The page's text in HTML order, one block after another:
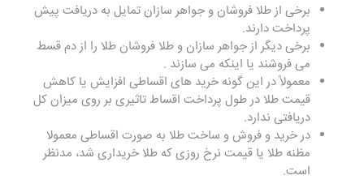
برخی از طلا فروشان و جواهر سازان تمایل به دریافت پیش
پرداخت دارند.
برخی دیگر از جواهر سازان و طلا فروشان طلا را از دم قسط
می فروشند یا اینکه می سازند .
معمولاً در این گونه خرید های اقساطی افزایش یا کاهش
قیمت طلا در طول پرداخت اقساط تاثیری بر روی میزان کل
دریافتی ندارد.
در خرید و فروش و ساخت طلا به صورت اقساطی معمولا
مظنه طلا یا قیمت نرخ روزی که طلا خریداری شد، مدنظر
است.